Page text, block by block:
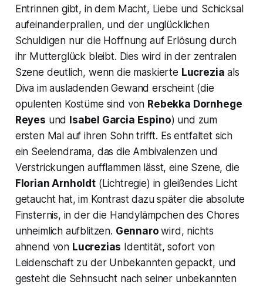
Entrinnen gibt, in dem Macht, Liebe und Schicksal
aufeinanderprallen, und der unglücklichen
Schuldigen nur die Hoffnung auf Erlösung durch
ihr Mutterglück bleibt. Dies wird in der zentralen
Szene deutlich, wenn die maskierte Lucrezia als
Diva im ausladenden Gewand erscheint (die
opulenten Kostüme sind von Rebekka Dornhege
Reyes und Isabel Garcia Espino) und zum
ersten Mal auf ihren Sohn trifft. Es entfaltet sich
ein Seelendrama, das die Ambivalenzen und
Verstrickungen aufflammen lässt, eine Szene, die
Florian Arnholdt(Lichtregie) in gleißendes Licht
getaucht hat, im Kontrast dazu später die absolute
Finsternis, in der die Handylämpchen des Chores
unheimlich aufblitzen. Gennarowird, nichts
ahnend von Lucrezias Identität, sofort von
Leidenschaft zu der Unbekannten gepackt, und
gesteht die Sehnsucht nach seiner unbekannten